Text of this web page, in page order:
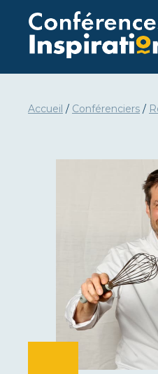
contenu
Accueil / Conférenciers /